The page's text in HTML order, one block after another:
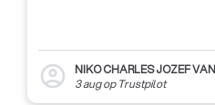
account_circle
NIKO CHARLES JOZEF
3 augop Trustpilot